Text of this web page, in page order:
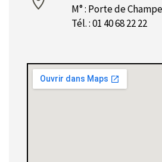
M° : Porte de
Tél. : 01 40 68 22 22